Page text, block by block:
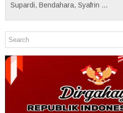
Supardi, Bendahara, Syafrin ...